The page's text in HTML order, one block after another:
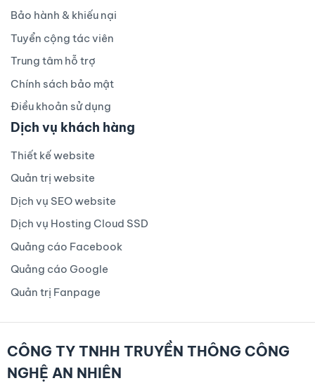
Bảo hành & khiếu nại
Tuyển cộng tác viên
Trung tâm hỗ trợ
Chính sách bảo mật
Điều khoản sử dụng
Dịch vụ khách hàng
Thiết kế website
Quản trị website
Dịch vụ SEO website
Dịch vụ Hosting Cloud SSD
Quảng cáo Facebook
Quảng cáo Google
Quản trị Fanpage
CÔNG TY TNHH TRUYỀN THÔNG CÔNG
NGHỆ AN NHIÊN